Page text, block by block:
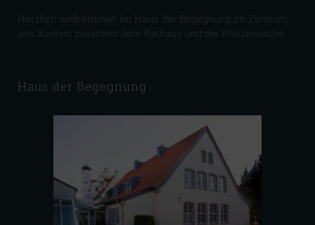
Haus der Begegnung